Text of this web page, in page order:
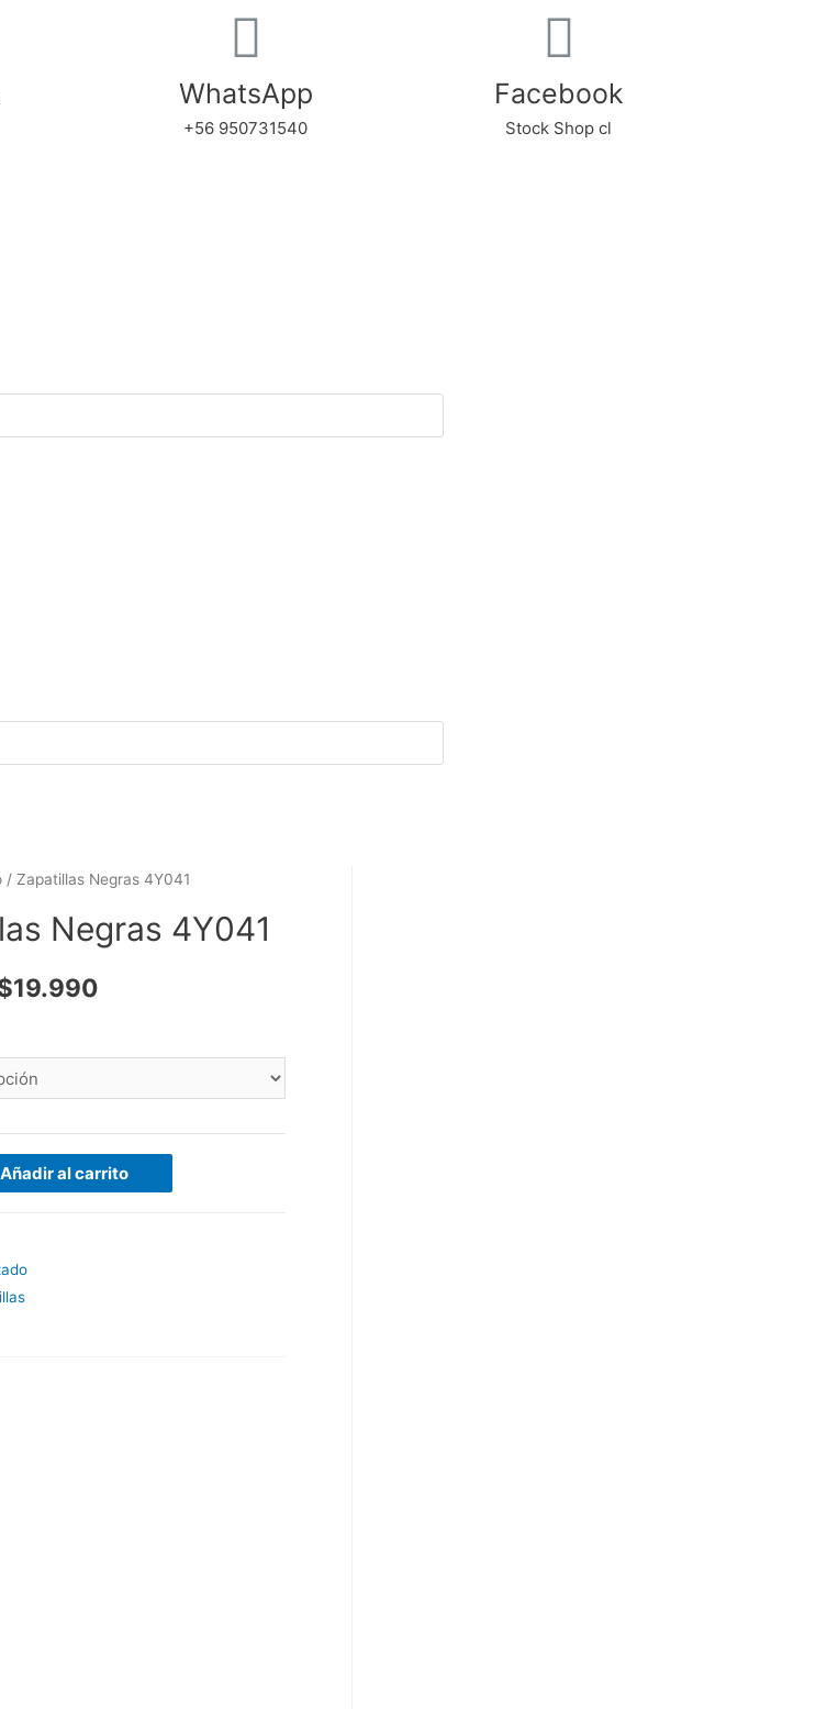
WhatsApp
+56 950731540
Facebook
Stock Shop cl
/ Zapatillas Negras 4Y041
Negras 4Y041
19.990
Añadir al carrito